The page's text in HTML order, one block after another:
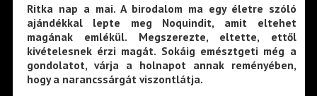
Ritka nap a mai. A birodalom ma egy életre szóló
ajándékkal lepte meg Noquindit, amit eltehet
magának emlékül. Megszerezte, eltette, ettől
kivételesnek érzi magát. Sokáig emésztgeti még a
gondolatot, várja a holnapot annak reményében,
hogy a narancssárgát viszontlátja.